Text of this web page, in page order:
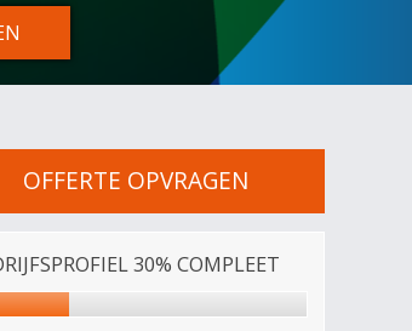
OFFERTE OPVRAGEN
30% COMPLEET